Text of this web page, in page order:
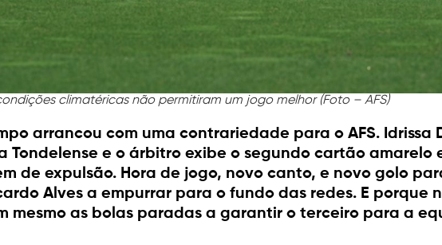
climatéricas não permitiram um jogo melhor (Foto – AFS)
arrancou com uma contrariedade para o AFS. Idrissa
Tondelense e o árbitro exibe o segundo cartão amarelo
de expulsão. Hora de jogo, novo canto, e novo golo
Alves a empurrar para o fundo das redes. E porque
mesmo as bolas paradas a garantir o terceiro para a